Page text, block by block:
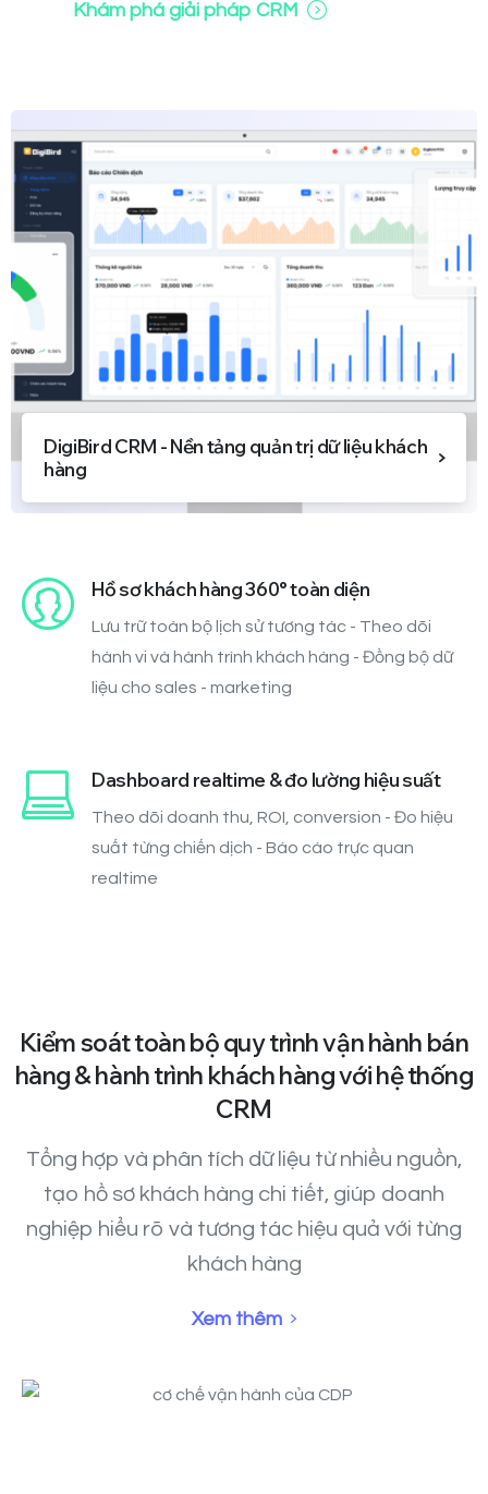
Khám phá giải pháp CRM
DigiBird CRM - Nền tảng quản trị dữ liệu khách
hàng
Hồ sơ khách hàng 360° toàn diện
Lưu trữ toàn bộ lịch sử tương tác - Theo dõi
hành vi và hành trình khách hàng - Đồng bộ dữ
liệu cho sales - marketing
Dashboard realtime & đo lường hiệu suất
Theo dõi doanh thu, ROI, conversion - Đo hiệu
suất từng chiến dịch - Báo cáo trực quan
realtime
Kiểmsoáttoànbộquytrìnhvậnhành bán
hàng&hànhtrình kháchhàngvớihệthống
CRM
Tổng hợp và phân tích dữ liệu từ nhiều nguồn,
tạo hồ sơ khách hàng chi tiết, giúp doanh
nghiệp hiểu rõ và tương tác hiệu quả với từng
khách hàng
Xem thêm